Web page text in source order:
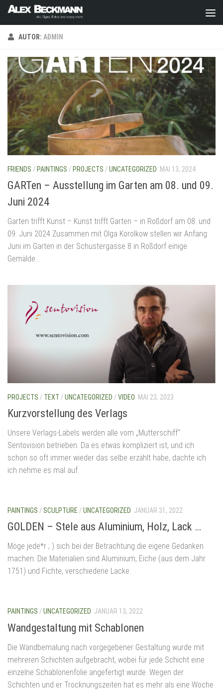
Zum Inhalt springen
AUTOR: ADMIN
FRIENDS / PAINTINGS / PROJECTS /UNCATEGORIZED MAI 13, 2024
GARTen – Ausstellung im Garten am 08. und 09.
Juni 2024
Garten trifft Kunst – Kunst trifft Garten – in Roßdorf am 08. und
09. Juni 2024 Zusammen mit Olga Korolkow stellen wir Anfang
Juni im Garten in der Schustergasse 8 in Roßdorf einige
Gemälde...
PROJECTS / TEXT /UNCATEGORIZED /VIDEO MAI 23, 2023
Kurzvorstellung des Verlags
Unsere Verlags-Labels werden alle vom „Mutterschiff“
Sentovision betrieben. Da es etwas kompliziert ist, und ich
schon so oft immer wieder das selbe erzählt habe, dachte ich
ich nehme es mal auf.
PAINTINGS /SCULPTURE /UNCATEGORIZED JANUAR 31, 2022
GOLDEN – Stele aus Aluminium, Holz, Lack …
Möge jede*r ; ) sich bei der Betrachtung die eigene Gedanken
machen. Die Materialien sind Aluminium, Eiche (aus dem Jahr
1751) und Fichte, verschiedene Lacke.
PAINTINGS /UNCATEGORIZED JANUAR 13, 2022
Wandgestaltung mit Schablonen
Die Wandbemalung nach vorgegebener Gestaltung wurde mit
mehreren Schichten aufgebracht, wobei für jede Schicht eine
einzelne Schablonenfolie angefertigt wurde. Wegen der
Schichten und er Trocknungszeiten hat es mehr als eine Woche